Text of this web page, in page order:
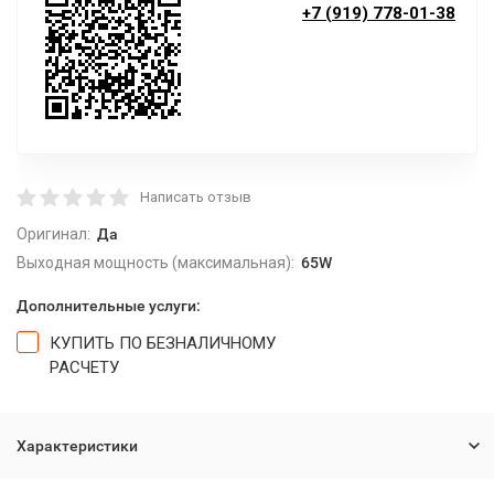
+7 (919) 778-01-38
Написать отзыв
Оригинал: Да
Выходная мощность (максимальная): 65W
Дополнительные услуги:
КУПИТЬ ПО БЕЗНАЛИЧНОМУ
РАСЧЕТУ
Характеристики